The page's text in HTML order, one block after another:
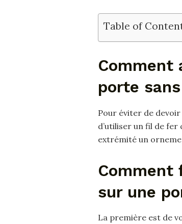
Table of
Comment
porte
Pour éviter de
d’utiliser un fil de
extrémité un
Comment
sur une
La première est de